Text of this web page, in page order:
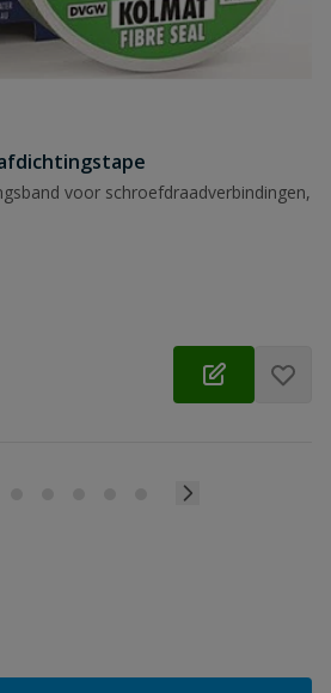
voor schroefdraadverbindingen,